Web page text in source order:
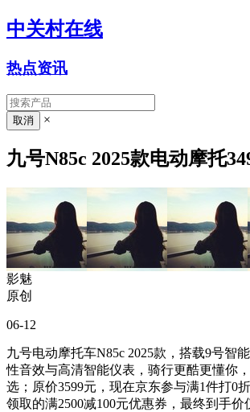
中关村在线
热点资讯
×
九号N85c 2025款电动摩托
影魅
原创
06-12
九号电动摩托车N85c 2025款，搭载9号智
性音效与高清智能仪表，骑行更酷更懂你
选；原价3599元，现在京东参与满1件打0
领取的满2500减100元优惠券，最终到手价